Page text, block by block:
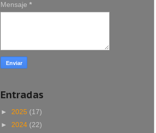
Mensaje *
Entradas
► 2025 (17)
► 2024 (22)